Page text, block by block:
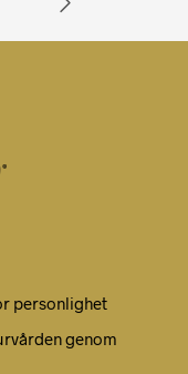
personlighet
genom